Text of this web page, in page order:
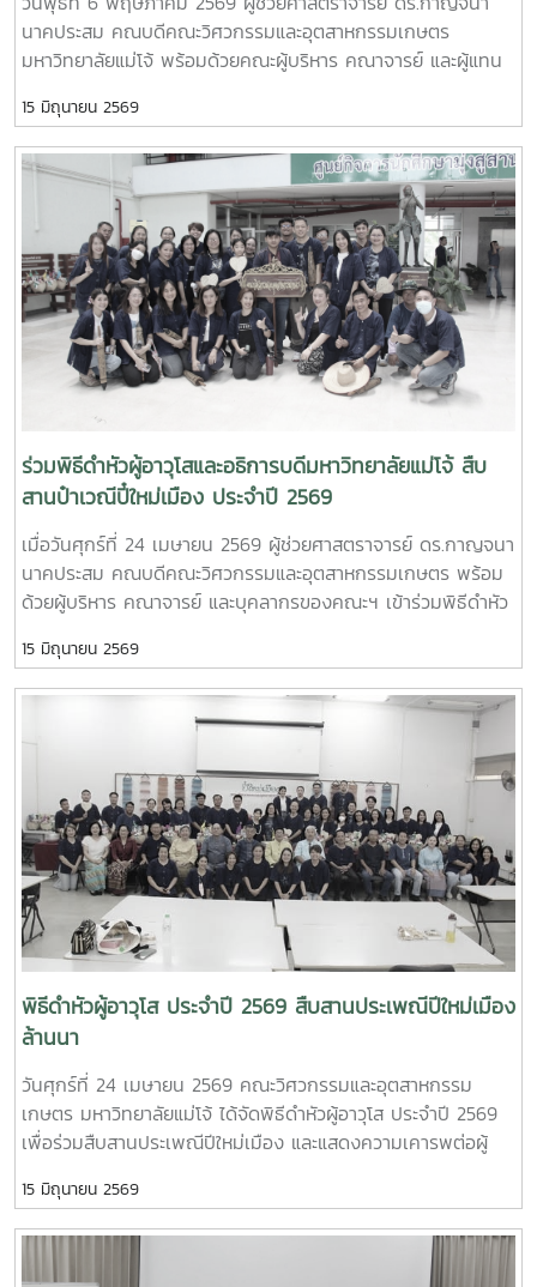
นาคประสม คณบดีคณะวิศวกรรมและอุตสาหกรรมเกษตร
มหาวิทยาลัยแม่โจ้ พร้อมด้วยคณะผู้บริหาร คณาจารย์ และผู้แทน
วิทยาศาสตร์การอาหาร หลักสูตรระดับบัณฑิตศึกษา และคณะ
พยาบาลศาสตร์ ร่วมให้การต้อนรับ Professor Ken’ichi Yano
ศาสตราจารย์สาขาวิชาวิศวกรรมเครื่องกล และผู้ช่วยอธิการบดี
ด้านการพัฒนานักวิจัยรุ่นใหม่ จาก Mie University ประเทศ
ญี่ปุ่น ในโอกาสเดินทางมาเยี่ยมชมคณะฯ และหารือแนวทางความ
ร่วมมือทางวิชาการ ณ คณะวิศวกรรมและอุตสาหกรรมเกษตร
มหาวิทยาลัยแม่โจ้ในการนี้ ได้มีการนำเสนอวีดิทัศน์แนะนำ
มหาวิทยาลัยและคณะฯ พร้อมแลกเปลี่ยนแนวทางการสร้างความ
ร่วมมือด้านวิชาการ การวิจัย และการแลกเปลี่ยนนักศึกษาในระดับ
ปริญญาตรีและบัณฑิตศึกษา ระหว่างสองสถาบันProfessor
Ken’ichi Yano ได้นำเสนอผลงานวิจัยในหัวข้อ “Medical,
Engineering, Welfare Robots and Nursing Care Systems”
ซึ่งเกี่ยวข้องกับเทคโนโลยีหุ่นยนต์เพื่อการแพทย์ การดูแลผู้สูงอายุ
ออกแบบและพัฒนาหุ่นยนต์สำหรับภารกิจเฉพาะ เช่น การเกษตร
การช่วยเหลือผู้ประสบภัยและงานเสี่ยงอันตรายอื่นๆนอกจากนี้ ผู้
แทนจากหลักสูตรวิศวกรรมเกษตร วิศวกรรมอาหาร สาขาวิชา
ศาสตร์ ได้นำเสนอผลงานวิจัยเด่น รวมถึงหน่วยปฏิบัติการและห้อง
ปฏิบัติการเฉพาะทางของแต่ละหลักสูตร ก่อนนำเยี่ยมชมห้อง
ปฏิบัติการและหน่วยวิจัยต่าง ๆ ภายในคณะฯ เพื่อแลกเปลี่ยนองค์
อนาคตFaculty of Engineering and Agro-Industry, Maejo
University Welcomes Professor Ken’ichi Yano from Mie
University, Japan, for Academic Collaboration
Discussion and Student Exchange OpportunitiesOn
Wednesday, May 6, 2026, Asst. Prof. Dr. Kanjana
Narkprasom, Dean of the Faculty of Engineering and
Agro-Industry, Maejo University, together with faculty
administrators, lecturers, and representatives from the
Agricultural Engineering Program, Food Engineering
Program, Food Science Program, Graduate Programs, and
Faculty of Nursing, warmly welcomed Professor Ken’ichi
Yano from the Faculty of Engineering, Mie University,
Japan.Professor Ken’ichi Yano currently serves as
Assistant to the President for Early-Career Researcher
Development and Head of the Intelligent Robotics
Laboratory, Department of Mechanical Engineering, Mie
University.The visit aimed to strengthen academic
collaboration and explore future opportunities for
15 มิถุนายน 2569
ร่วมพิธีดำหัวผู้อาวุโสและอธิการบดีมหาวิทยาลัยแม่โจ้ สืบ
สานป๋าเวณีปี๋ใหม่เมือง ประจำปี 2569
เมื่อวันศุกร์ที่ 24 เมษายน 2569 ผู้ช่วยศาสตราจารย์ ดร.กาญจนา
นาคประสม คณบดีคณะวิศวกรรมและอุตสาหกรรมเกษตร พร้อม
ด้วยผู้บริหาร คณาจารย์ และบุคลากรของคณะฯ เข้าร่วมพิธีดำหัว
ป๋าเวณีปี๋ใหม่เมือง” ประจำปี 2569ในการนี้ คณะวิศวกรรมและ
อุตสาหกรรมเกษตรได้ร่วมตั้งแถวขบวนอย่างเป็นระเบียบ โดยมี ผู้
ช่วยศาสตราจารย์ ดร.ธีระพล เสนพันธุ์ เป็นผู้ถือป้ายประจำขบวน
สะท้อนถึงความพร้อมเพรียงและความเป็นหนึ่งเดียวของบุคลากร
ในคณะฯกิจกรรมดังกล่าวจัดขึ้นเพื่อสืบสานประเพณีปีใหม่เมือง
ของชาวล้านนา และเปิดโอกาสให้บุคลากรได้ร่วมแสดงความเคารพ
คารวะ และขอพรจากผู้อาวุโสและผู้บริหารมหาวิทยาลัย อันเป็นการ
ส่งเสริมคุณค่าทางวัฒนธรรมและความสัมพันธ์อันดีภายในองค์กร
ณ อาคารศูนย์กีฬาทศมิตรทรบพิตร มหาวิทยาลัยแม่โจ้ จังหวัด
เชียงใหม่นอกจากนี้ คณะวิศวกรรมและอุตสาหกรรมเกษตรยังได้
ส่งบุคลากรเข้าร่วมกิจกรรมภายในงาน อาทิ การประกวดลาบ
เมือง และการประกวดนวัตกรรมการแปรรูปผลิตผลทางการเกษตร
เป็นเครื่องดื่มด้วยภูมิปัญญาท้องถิ่น ซึ่งแสดงถึงศักยภาพและ
ความคิดสร้างสรรค์ของบุคลากรคณะฯ การเข้าร่วมกิจกรรมใน
วัฒนธรรมอันดีงามของบุคลากรคณะวิศวกรรมและอุตสาหกรรม
เกษตรอย่างต่อเนื่อง
15 มิถุนายน 2569
พิธีดำหัวผู้อาวุโส ประจำปี 2569 สืบสานประเพณีปีใหม่เมือง
ล้านนา
วันศุกร์ที่ 24 เมษายน 2569 คณะวิศวกรรมและอุตสาหกรรม
เกษตร มหาวิทยาลัยแม่โจ้ ได้จัดพิธีดำหัวผู้อาวุโส ประจำปี 2569
เพื่อร่วมสืบสานประเพณีปีใหม่เมือง และแสดงความเคารพต่อผู้
จาก รองศาสตราจารย์ ดร.เทพ พงษ์พานิช นายกสภา
มหาวิทยาลัย เข้าร่วมกิจกรรม พร้อมกล่าวอวยพรเนื่องในโอกาสปี
ใหม่เมือง และถ่ายทอดประสบการณ์ในการมีส่วนร่วมจัดตั้งคณะฯ
15 มิถุนายน 2569